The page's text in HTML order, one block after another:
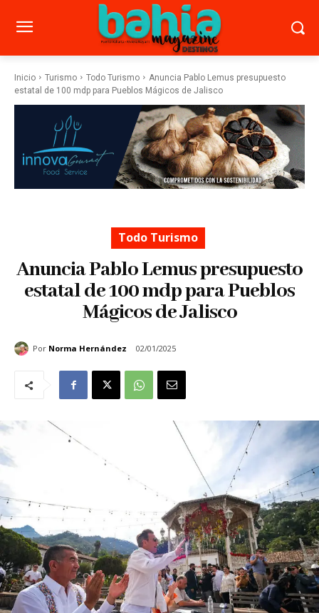
Inicio Turismo Todo Turismo
Anuncia Pablo Lemus presupuesto
estatal de 100 mdp para Pueblos Mágicos de Jalisco
Todo Turismo
Anuncia Pablo Lemus presupuesto
estatal de 100 mdp para Pueblos
Mágicos de Jalisco
Por Norma Hernández 02/01/2025